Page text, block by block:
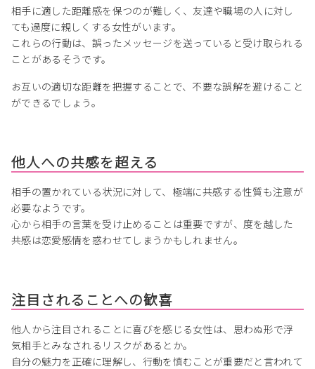
相手に適した距離感を保つのが難しく、友達や職場の人に対し
ても過度に親しくする女性がいます。
これらの行動は、誤ったメッセージを送っていると受け取られる
ことがあるそうです。
お互いの適切な距離を把握することで、不要な誤解を避けること
ができるでしょう。
他人への共感を超える
相手の置かれている状況に対して、極端に共感する性質も注意が
必要なようです。
心から相手の言葉を受け止めることは重要ですが、度を越した
共感は恋愛感情を惑わせてしまうかもしれません。
注目されることへの歓喜
他人から注目されることに喜びを感じる女性は、思わぬ形で浮
気相手とみなされるリスクがあるとか。
自分の魅力を正確に理解し、行動を慎むことが重要だと言われて